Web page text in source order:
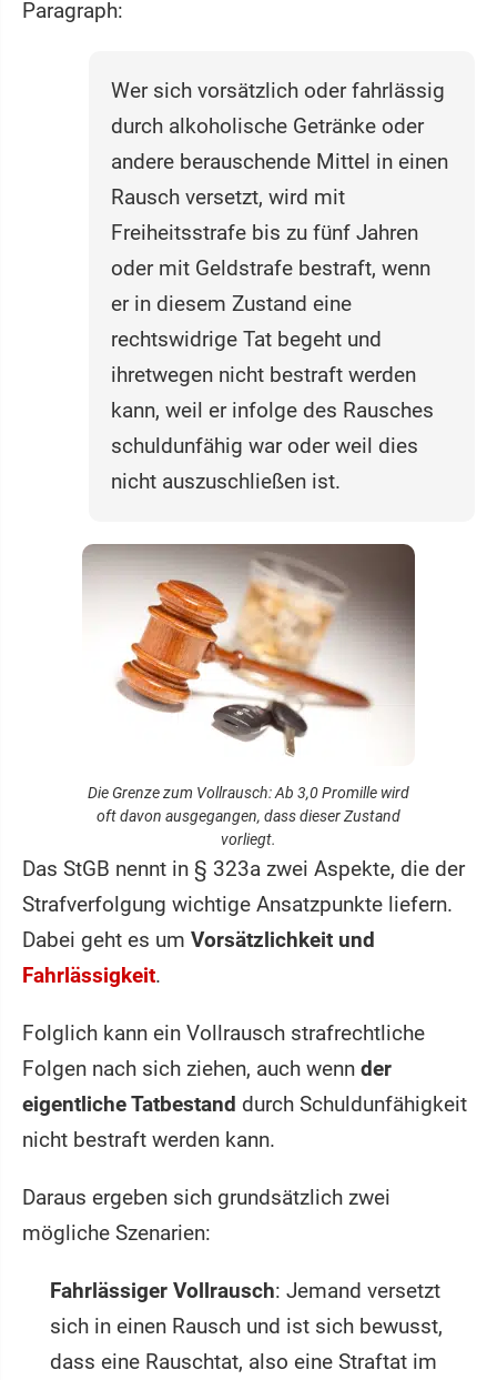
Paragraph:
Wer sich vorsätzlich oder fahrlässig
durch alkoholische Getränke oder
andere berauschende Mittel in einen
Rausch versetzt, wird mit
Freiheitsstrafe bis zu fünf Jahren
oder mit Geldstrafe bestraft, wenn
er in diesem Zustand eine
rechtswidrige Tat begeht und
ihretwegen nicht bestraft werden
kann, weil er infolge des Rausches
schuldunfähig war oder weil dies
nicht auszuschließen ist.
Die Grenze zum Vollrausch: Ab 3,0 Promille wird
oft davon ausgegangen, dass dieser Zustand
vorliegt.
Das StGB nennt in § 323a zwei Aspekte, die der
Strafverfolgung wichtige Ansatzpunkte liefern.
Dabei geht es um Vorsätzlichkeit und
Fahrlässigkeit.
Folglich kann ein Vollrausch strafrechtliche
Folgen nach sich ziehen, auch wenn der
eigentliche Tatbestand durch Schuldunfähigkeit
nicht bestraft werden kann.
Daraus ergeben sich grundsätzlich zwei
mögliche Szenarien:
Fahrlässiger Vollrausch: Jemand versetzt
sich in einen Rausch und ist sich bewusst,
dass eine Rauschtat, also eine Straftat im